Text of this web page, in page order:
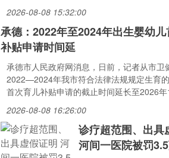
2026-08-08 15:32:00
承德：2022年至2024年出生婴幼
补贴申请时间延
承德市人民政府网消息，日前，记者从市卫
2022—2024年我市符合法律法规规定生育的
首次育儿补贴申请的截止时间延长至2026
2026-08-08 16:26:00
诊疗超范围、出具
河间一医院被罚